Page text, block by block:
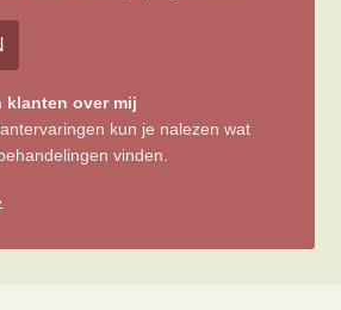
klanten over mij
kun je nalezen wat
vinden.